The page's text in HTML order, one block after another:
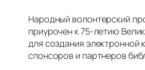
Народный волонтерский
приурочен к 75-летию
для создания
спонсоров и партнеров